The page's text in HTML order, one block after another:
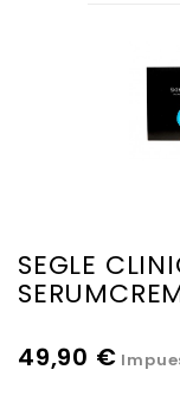
SEGLE
49,90 €